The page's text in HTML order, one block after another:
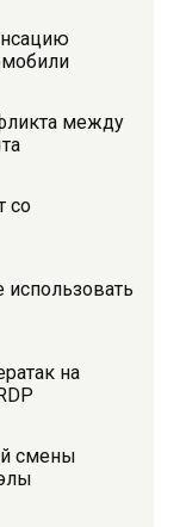
между
со
использовать
на
смены